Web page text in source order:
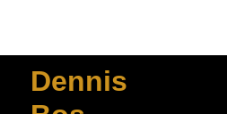
Dennis Bos